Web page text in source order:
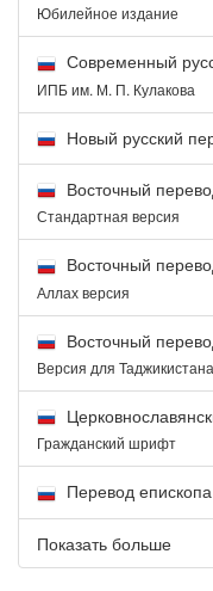
Юбилейное издание
Современный
ИПБ им. М. П. Кулакова
Новый русский
Восточный
Стандартная версия
Восточный
Аллах версия
Восточный
Версия для Таджикистана
Гражданский шрифт
Перевод
Показать больше